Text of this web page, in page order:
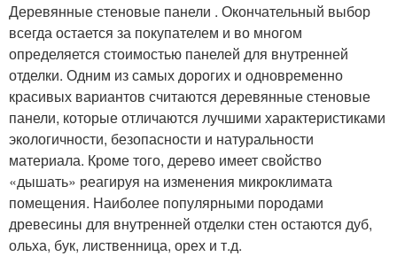
Деревянные стеновые панели . Окончательный выбор
всегда остается за покупателем и во многом
определяется стоимостью панелей для внутренней
отделки. Одним из самых дорогих и одновременно
красивых вариантов считаются деревянные стеновые
панели, которые отличаются лучшими характеристиками
экологичности, безопасности и натуральности
материала. Кроме того, дерево имеет свойство
«дышать» реагируя на изменения микроклимата
помещения. Наиболее популярными породами
древесины для внутренней отделки стен остаются дуб,
ольха, бук, лиственница, орех и т.д.